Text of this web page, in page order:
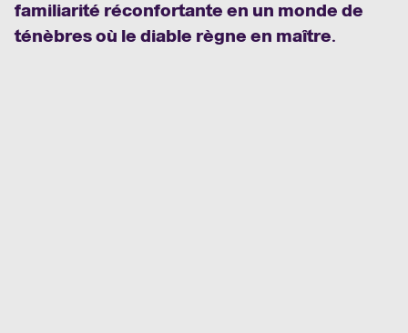
familiarité réconfortante en un monde de
ténèbres où le diable règne en maître.